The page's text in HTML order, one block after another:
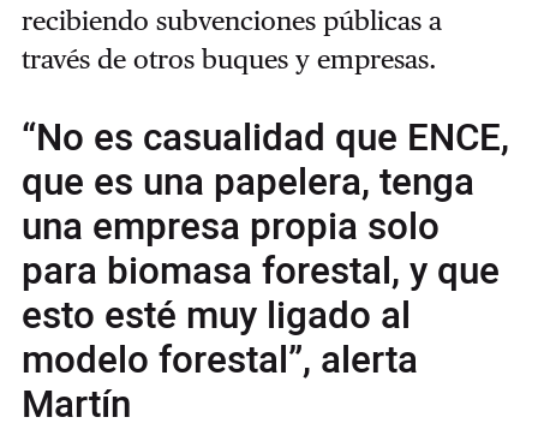
recibiendo subvenciones públicas a
través de otros buques y empresas.
“No es casualidad que ENCE,
que es una papelera, tenga
una empresa propia solo
para biomasa forestal, y que
esto esté muy ligado al
modelo forestal”, alerta
Martín